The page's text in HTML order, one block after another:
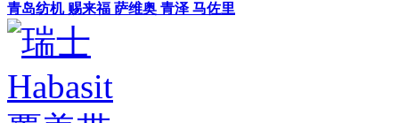
青岛纺机 赐来福 萨维奥 青泽 马佐里